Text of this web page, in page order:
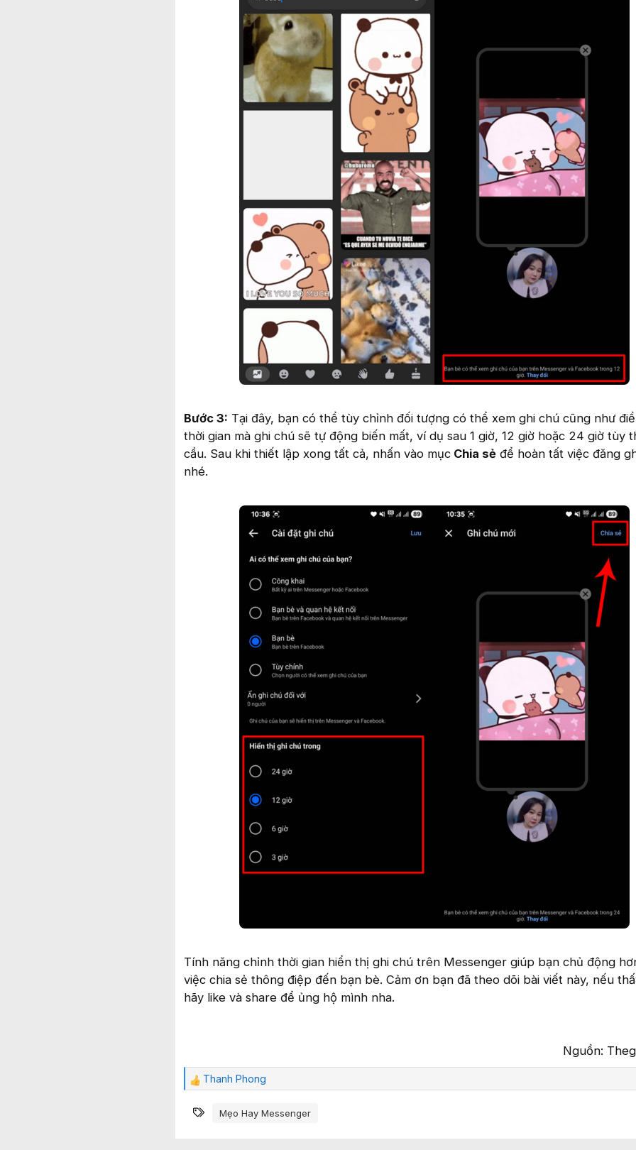
Bước 3: Tại đây, bạn có thể tùy chỉnh đối tượng có thể xem ghi chú cũng như
thời gian mà ghi chú sẽ tự động biến mất, ví dụ sau 1 giờ, 12 giờ hoặc 24 giờ tùy
cầu. Sau khi thiết lập xong tất cả, nhấn vào mục Chia sẻ để hoàn tất việc đăng
nhé.
Tính năng chỉnh thời gian hiển thị ghi chú trên Messenger giúp bạn chủ động
việc chia sẻ thông điệp đến bạn bè. Cảm ơn bạn đã theo dõi bài viết này, nếu
hãy like và share để ủng hộ mình nha.
Nguồn:
C
m
Thanh Phong
Từ khóa
Mẹo Hay Messenger